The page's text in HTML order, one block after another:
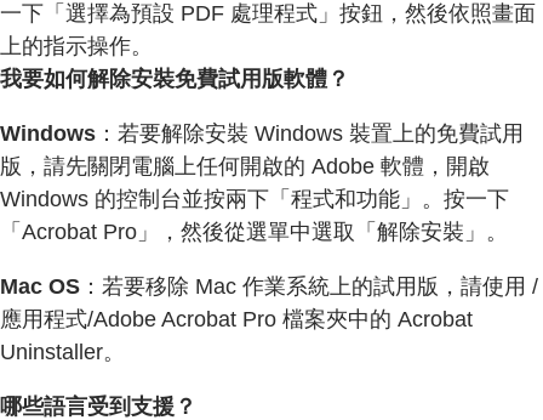
一下「選擇為預設 PDF 處理程式」按鈕，然後依照畫面
上的指示操作。
我要如何解除安裝免費試用版軟體？
Windows ：若要解除安裝 Windows 裝置上的免費試用
版，請先關閉電腦上任何開啟的 Adobe 軟體，開啟
Windows 的控制台並按兩下「程式和功能」。按一下
「Acrobat Pro」，然後從選單中選取「解除安裝」。
Mac OS ：若要移除 Mac 作業系統上的試用版，請使用 /
應用程式/Adobe Acrobat Pro 檔案夾中的 Acrobat
Uninstaller。
哪些語言受到支援？